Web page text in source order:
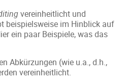
vereinheitlicht und
beispielsweise im Hinblick auf
ein paar Beispiele, was das
Abkürzungen (wie u.a., d.h.,
vereinheitlicht.